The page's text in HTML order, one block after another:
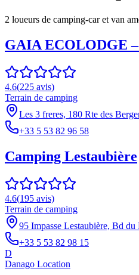
2 loueurs de camping-car et van
GAIA ECOLODGE –
4.6(225 avis)
Terrain de camping
Les 3 freres, 180 Rte des
+33 5 53 82 96 58
Camping Lestaubière
4.6(195 avis)
Terrain de camping
95 Impasse Lestaubière, Bd
+33 5 53 82 98 15
D
Danago Location